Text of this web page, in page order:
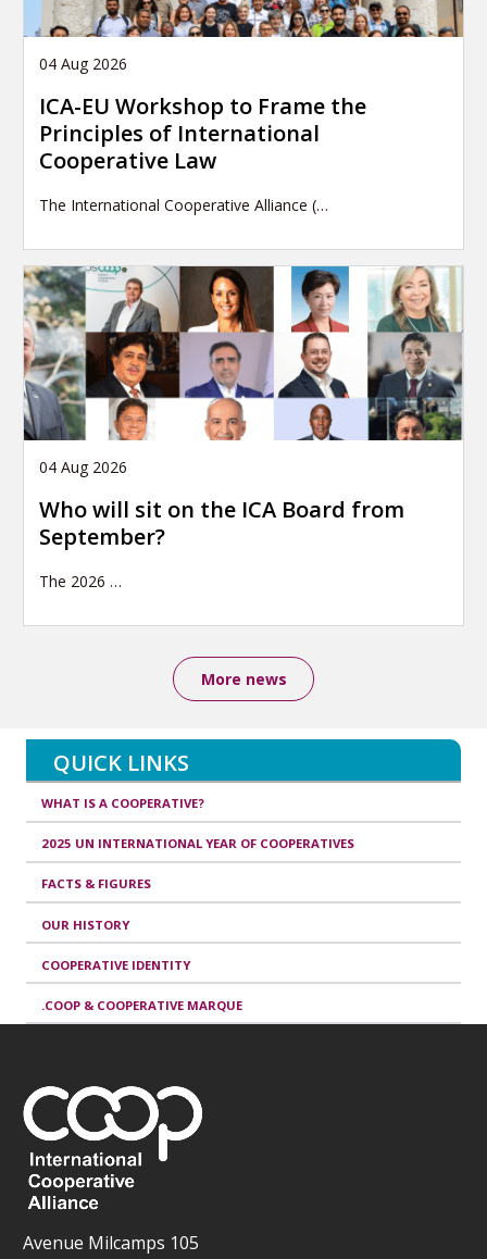
04 Aug 2026
ICA-EU Workshop to Frame the
Principles of International
Cooperative Law
The International Cooperative Alliance (…
04 Aug 2026
Who will sit on the ICA Board from
September?
The 2026 …
More news
QUICK LINKS
WHAT IS A COOPERATIVE?
2025 UN INTERNATIONAL YEAR OF COOPERATIVES
FACTS & FIGURES
OUR HISTORY
COOPERATIVE IDENTITY
.COOP & COOPERATIVE MARQUE
Avenue Milcamps 105